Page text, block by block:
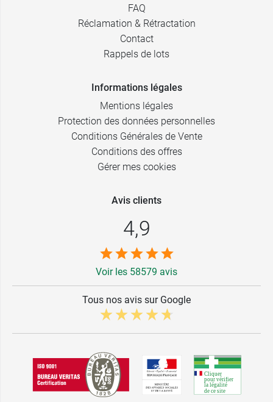
FAQ
Réclamation & Rétractation
Contact
Rappels de lots
Informations légales
Mentions légales
Protection des données personnelles
Conditions Générales de Vente
Conditions des offres
Gérer mes cookies
Avis clients
4,9
Voir les 58579 avis
Tous nos avis sur Google